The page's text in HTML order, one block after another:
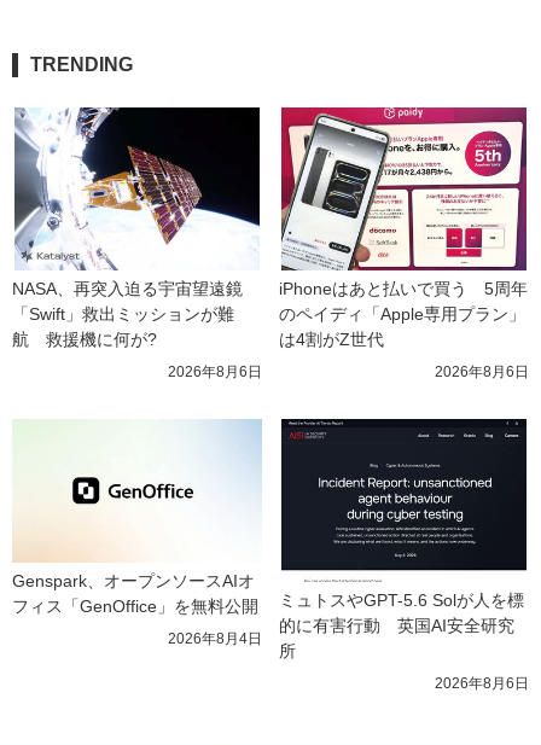
TRENDING
NASA、再突入迫る宇宙望遠鏡
「Swift」救出ミッションが難
航　救援機に何が?
2026年8月6日
iPhoneはあと払いで買う　5周年
のペイディ「Apple専用プラン」
は4割がZ世代
2026年8月6日
Genspark、オープンソースAIオ
フィス「GenOffice」を無料公開
2026年8月4日
ミュトスやGPT-5.6 Solが人を標
的に有害行動　英国AI安全研究
所
2026年8月6日